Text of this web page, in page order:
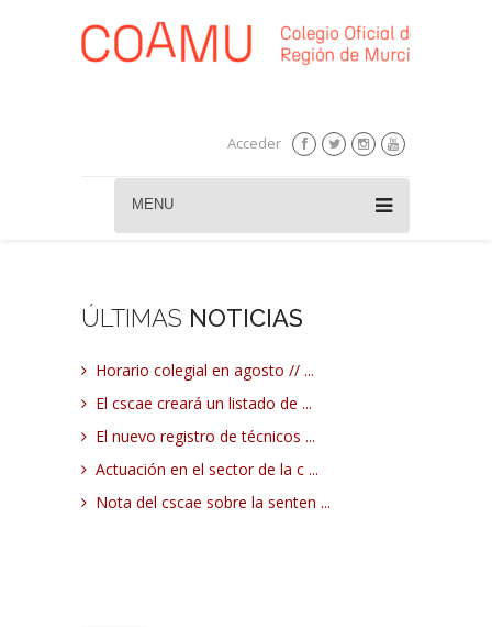
Acceder
MENU
ÚLTIMAS NOTICIAS
Horario colegial en agosto // ...
El cscae creará un listado de ...
El nuevo registro de técnicos ...
Actuación en el sector de la c ...
Nota del cscae sobre la senten ...